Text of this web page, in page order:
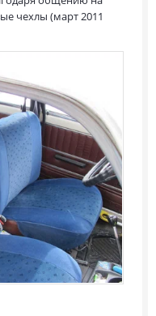
чехлы (март 2011